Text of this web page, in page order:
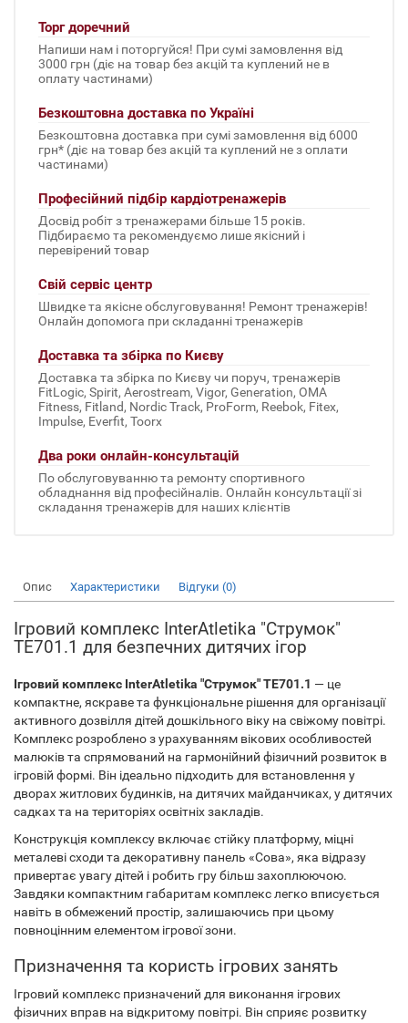
Торг доречний
Напиши нам і поторгуйся! При сумі замовлення від
3000 грн (діє на товар без акцій та куплений не в
оплату частинами)
Безкоштовна доставка по Україні
Безкоштовна доставка при сумі замовлення від 6000
грн* (діє на товар без акцій та куплений не з оплати
частинами)
Професійний підбір кардіотренажерів
Досвід робіт з тренажерами більше 15 років.
Підбираємо та рекомендуємо лише якісний і
перевірений товар
Свій сервіс центр
Швидке та якісне обслуговування! Ремонт тренажерів!
Онлайн допомога при складанні тренажерів
Доставка та збірка по Києву
Доставка та збірка по Києву чи поруч, тренажерів
FitLogic, Spirit, Aerostream, Vigor, Generation, OMA
Fitness, Fitland, Nordic Track, ProForm, Reebok, Fitex,
Impulse, Everfit, Toorx
Два роки онлайн-консультацій
По обслуговуванню та ремонту спортивного
обладнання від професійналів. Онлайн консультації зі
складання тренажерів для наших клієнтів
Опис Характеристики Відгуки (0)
Ігровий комплекс InterAtletika "Струмок"
TЕ701.1 для безпечних дитячих ігор
Ігровий комплекс InterAtletika "Струмок" TЕ701.1 — це
компактне, яскраве та функціональне рішення для організації
активного дозвілля дітей дошкільного віку на свіжому повітрі.
Комплекс розроблено з урахуванням вікових особливостей
малюків та спрямований на гармонійний фізичний розвиток в
ігровій формі. Він ідеально підходить для встановлення у
дворах житлових будинків, на дитячих майданчиках, у дитячих
садках та на територіях освітніх закладів.
Конструкція комплексу включає стійку платформу, міцні
металеві сходи та декоративну панель «Сова», яка відразу
привертає увагу дітей і робить гру більш захоплюючою.
Завдяки компактним габаритам комплекс легко вписується
навіть в обмежений простір, залишаючись при цьому
повноцінним елементом ігрової зони.
Призначення та користь ігрових занять
Ігровий комплекс призначений для виконання ігрових
фізичних вправ на відкритому повітрі. Він сприяє розвитку